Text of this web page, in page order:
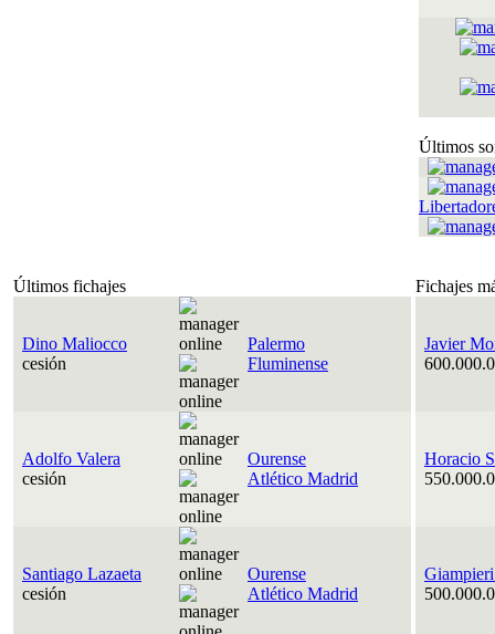
Últimos
Últimos fichajes Fichajes
Dino Maliocco
cesión
Palermo
Fluminense
Javier
Adolfo Valera
cesión
Ourense
Atlético Madrid
Horacio
Santiago Lazaeta
cesión
Ourense
Atlético Madrid